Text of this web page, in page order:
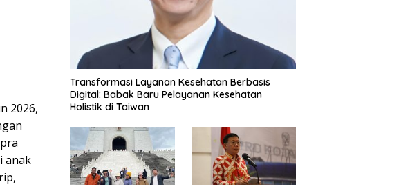
2026,
anak
Transformasi Layanan Kesehatan Berbasis
Digital: Babak Baru Pelayanan Kesehatan
Holistik di Taiwan